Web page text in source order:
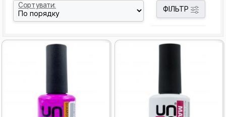
Сортувати: ФІЛЬТР